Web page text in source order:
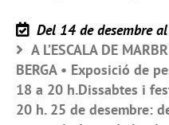
Del 14 de desembre
A L’ESCALA DE
BERGA • Exposició de
18 a 20 h.Dissabtes i
20 h. 25 de desembre: